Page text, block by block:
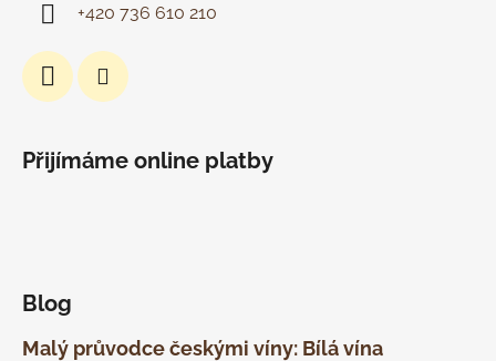
+420 736 610 210
Přijímáme online platby
Blog
Malý průvodce českými víny: Bílá vína